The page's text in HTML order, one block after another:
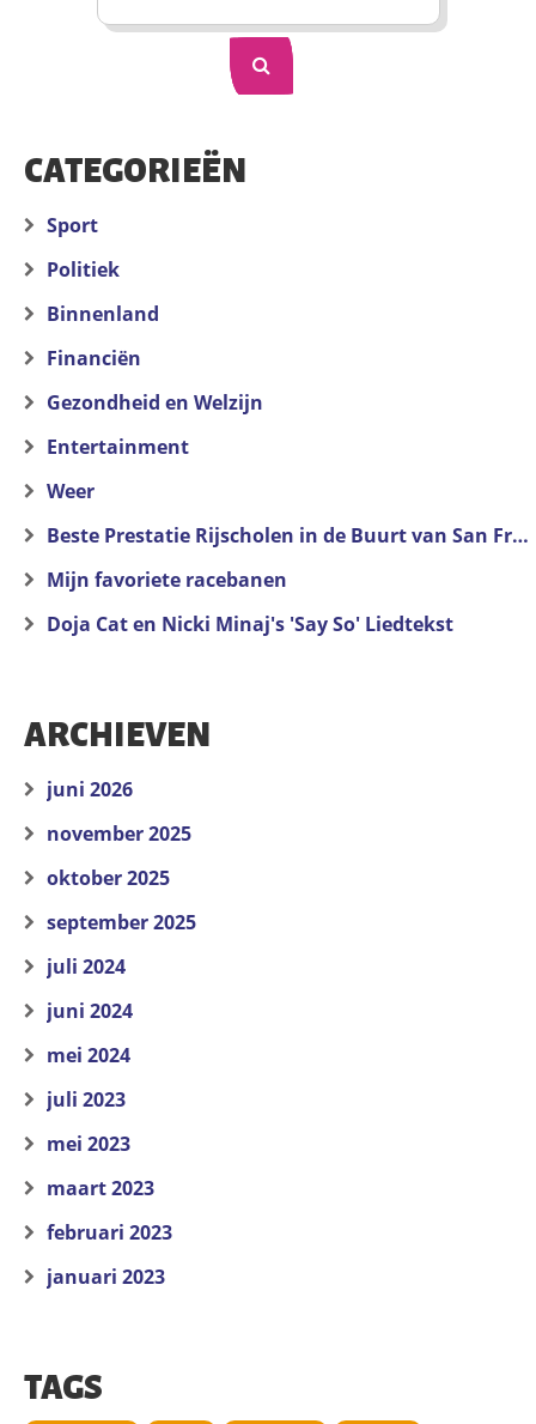
CATEGORIEËN
Sport
Politiek
Binnenland
Financiën
Gezondheid en Welzijn
Entertainment
Weer
Beste Prestatie Rijscholen in de Buurt van San Francisco
Mijn favoriete racebanen
Doja Cat en Nicki Minaj's 'Say So' Liedtekst
ARCHIEVEN
juni 2026
november 2025
oktober 2025
september 2025
juli 2024
juni 2024
mei 2024
juli 2023
mei 2023
maart 2023
februari 2023
januari 2023
TAGS